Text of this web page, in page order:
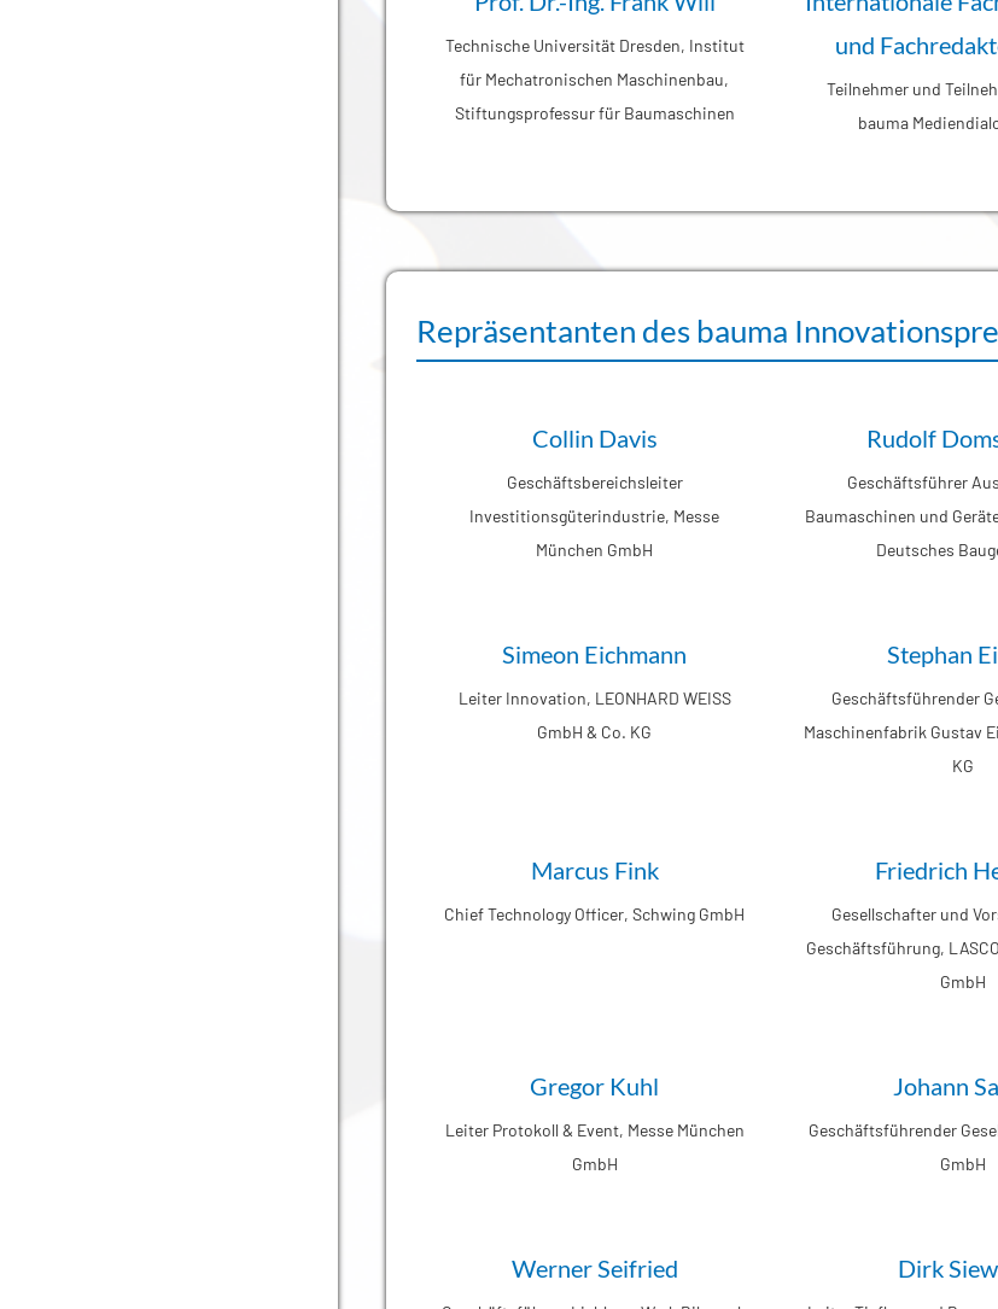
Technische Universität Dresden, Institut
für Mechatronischen Maschinenbau,
Stiftungsprofessur für Baumaschinen
und
Teilnehmer und
bauma
Repräsentanten des bauma
Collin Davis
Geschäftsbereichsleiter
Investitionsgüterindustrie, Messe
München GmbH
Rudolf
Geschäftsführer
Baumaschinen und
Deutsches
Simeon Eichmann
Leiter Innovation, LEONHARD WEISS
GmbH & Co. KG
Stephan
Geschäftsführender
Maschinenfabrik Gustav
KG
Marcus Fink
Chief Technology Officer, Schwing GmbH
Friedrich
Gesellschafter und
Geschäftsführung,
GmbH
Gregor Kuhl
Leiter Protokoll & Event, Messe München
GmbH
Johann
Geschäftsführender
GmbH
Werner Seifried Dirk